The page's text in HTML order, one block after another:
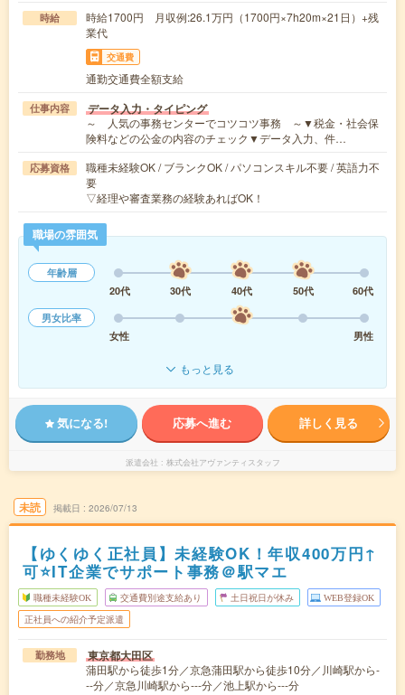
時給
時給1700円 月収例:26.1万円（1700円×7h20m×21日）+残
業代
交通費
通勤交通費全額支給
仕事内容 データ入力・タイピング
～ 人気の事務センターでコツコツ事務 ～▼税金・社会保
険料などの公金の内容のチェック▼データ入力、件…
応募資格
職種未経験OK / ブランクOK / パソコンスキル不要 / 英語力不
要
▽経理や審査業務の経験あればOK！
職場の雰囲気
年齢層
20代
30代 40代 50代
60代
男女比率
女性
男性
もっと見る
気になる! 応募へ進む 詳しく見る
派遣会社 株式会社アヴァンティスタッフ
未読 掲載日 2026/07/13
【ゆくゆく正社員】未経験OK！年収400万円↑
可⭐IT企業でサポート事務＠駅マエ
職種未経験OK 交通費別途支給あり 土日祝日が休み WEB登録OK
正社員への紹介予定派遣
勤務地 東京都大田区
蒲田駅から徒歩1分／京急蒲田駅から徒歩10分／川崎駅から-
--分／京急川崎駅から---分／池上駅から---分